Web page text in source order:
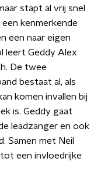
stapt al vrij snel
kenmerkende
een naar eigen
leert Geddy Alex
De twee
bestaat al, als
komen invallen bij
is. Geddy gaat
leadzanger en ook
Samen met Neil
een invloedrijke